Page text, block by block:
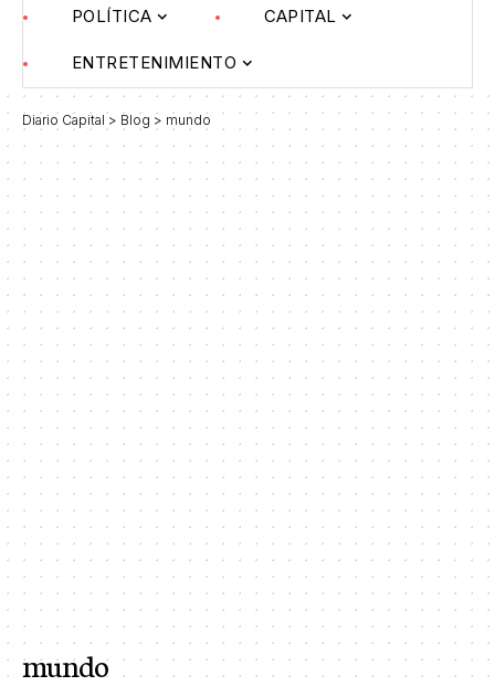
POLÍTICA CAPITAL
ENTRETENIMIENTO
Diario Capital > Blog > mundo
mundo